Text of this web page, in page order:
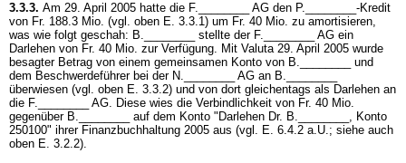
3.3.3. Am 29. April 2005 hatte die F.________ AG den P.________-Kredit
von Fr. 188.3 Mio. (vgl. oben E. 3.3.1) um Fr. 40 Mio. zu amortisieren,
was wie folgt geschah: B.________ stellte der F.________ AG ein
Darlehen von Fr. 40 Mio. zur Verfügung. Mit Valuta 29. April 2005 wurde
besagter Betrag von einem gemeinsamen Konto von B.________ und
dem Beschwerdeführer bei der N.________ AG an B.________
überwiesen (vgl. oben E. 3.3.2) und von dort gleichentags als Darlehen an
die F.________ AG. Diese wies die Verbindlichkeit von Fr. 40 Mio.
gegenüber B.________ auf dem Konto "Darlehen Dr. B.________, Konto
250100" ihrer Finanzbuchhaltung 2005 aus (vgl. E. 6.4.2 a.U.; siehe auch
oben E. 3.2.2).